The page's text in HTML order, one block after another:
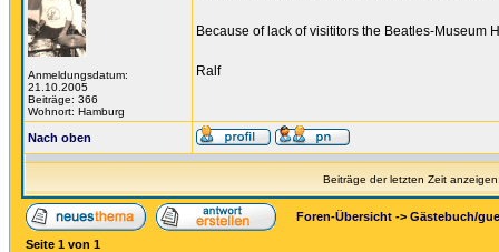
Anmeldungsdatum:
21.10.2005
Beiträge: 366
Wohnort: Hamburg
Because of lack of visititors the Beatles-Museum
Ralf
Nach oben
Beiträge der letzten Zeit
Foren-Übersicht -> Gästebuch/
Seite 1 von 1